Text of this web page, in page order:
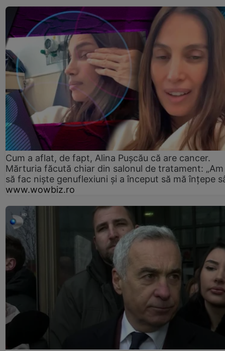
Cum a aflat, de fapt, Alina Pușcău că are cancer.
Mărturia făcută chiar din salonul de tratament:
să fac niște genuflexiuni și a început să mă înțepe
www.wowbiz.ro